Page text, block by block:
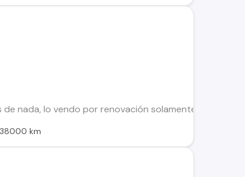
de nada, lo vendo por renovación solamente. Valor $
km